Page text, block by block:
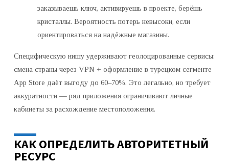
заказываешь ключ, активируешь в проекте, берёшь
кристаллы. Вероятность потерь невысоки, если
ориентироваться на надёжные магазины.
Специфическую нишу удерживают геолоцированные сервисы:
смена страны через VPN + оформление в турецком сегменте
App Store даёт выгоду до 60–70%. Это легально, но требует
аккуратности — ряд приложения ограничивают личные
кабинеты за расхождение местоположения.
КАК ОПРЕДЕЛИТЬ АВТОРИТЕТНЫЙ
РЕСУРС